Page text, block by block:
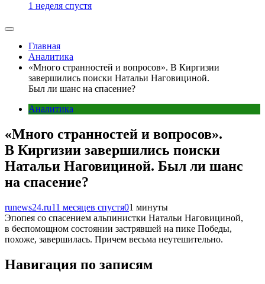
1 неделя спустя
Главная
Аналитика
«Много странностей и вопросов». В Киргизии
завершились поиски Натальи Наговициной.
Был ли шанс на спасение?
Аналитика
«Много странностей и вопросов».
В Киргизии завершились поиски
Натальи Наговициной. Был ли шанс
на спасение?
runews24.ru11 месяцев спустя01 минуты
Эпопея со спасением альпинистки Натальи Наговициной,
в беспомощном состоянии застрявшей на пике Победы,
похоже, завершилась. Причем весьма неутешительно.
Навигация по записям